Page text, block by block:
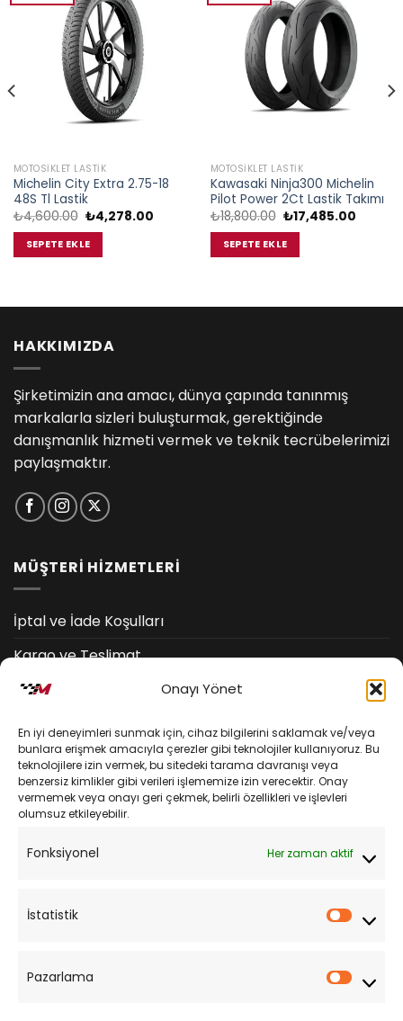
Onayı Yönet
En iyi deneyimleri sunmak için, cihaz bilgilerini saklamak ve/veya
bunlara erişmek amacıyla çerezler gibi teknolojiler kullanıyoruz. Bu
teknolojilere izin vermek, bu sitedeki tarama davranışı veya
benzersiz kimlikler gibi verileri işlememize izin verecektir. Onay
vermemek veya onayı geri çekmek, belirli özellikleri ve işlevleri
olumsuz etkileyebilir.
Fonksiyonel Her zaman aktif
İstatistik
Pazarlama
MOTOSIKLET LASTIK
Michelin City Extra 2.75-18
48S Tl Lastik
₺4,600.00 Orijinal
fiyat:
₺4,600.00.
₺4,278.00Şu
SEPETE EKLE
MOTOSIKLET LASTIK
Kawasaki Ninja300 Michelin
Pilot Power 2Ct Lastik Takımı
₺18,800.00 Orijinal
fiyat:
₺18,800.00.
₺17,485.00Şu
SEPETE EKLE
HAKKIMIZDA
Şirketimizin ana amacı, dünya çapında tanınmış
markalarla sizleri buluşturmak, gerektiğinde
danışmanlık hizmeti vermek ve teknik tecrübelerimizi
paylaşmaktır.
MÜŞTERİ HİZMETLERİ
İptal ve İade Koşulları
Kargo ve Teslimat
Kişisel Verilerin Korunması
Mesafeli Satış Sözleşmesi
YARDIM
Sipariş Takibi